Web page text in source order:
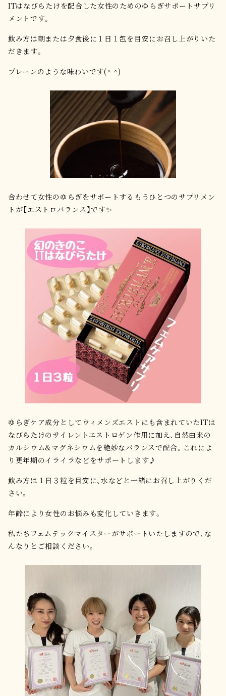
ITはなびらたけを配合した女性のためのゆらぎサポートサプリ
メントです。
飲み方は朝または夕食後に１日１包を目安にお召し上がりいた
だきます。
プレーンのような味わいです(^ ^)
合わせて女性のゆらぎをサポートするもうひとつのサプリメン
トが【エストロバランス】です✨
ゆらぎケア成分としてウィメンズエストにも含まれていたITは
なびらたけのサイレントエストロゲン作用に加え、自然由来の
カルシウム&マグネシウムを絶妙なバランスで配合。これによ
り更年期のイライラなどをサポートします♪
飲み方は１日３粒を目安に、水などと一緒にお召し上がりくだ
さい。
年齢により女性のお悩みも変化していきます。
私たちフェムテックマイスターがサポートいたしますので、な
んなりとご相談ください。